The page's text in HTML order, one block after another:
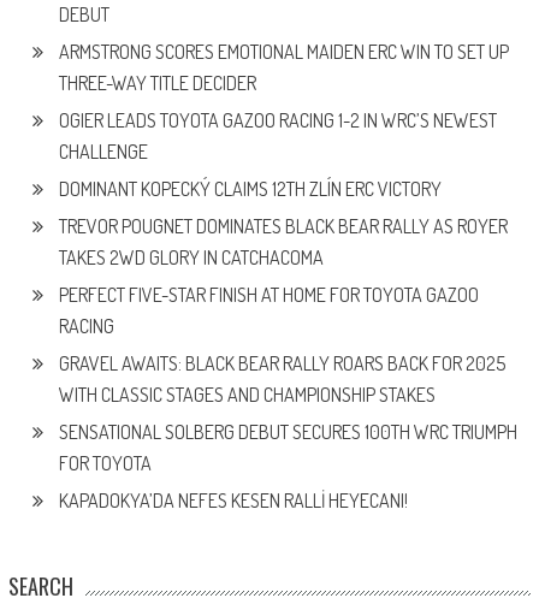
DEBUT
ARMSTRONG SCORES EMOTIONAL MAIDEN ERC WIN TO SET UP
THREE-WAY TITLE DECIDER
OGIER LEADS TOYOTA GAZOO RACING 1-2 IN WRC’S NEWEST
CHALLENGE
DOMINANT KOPECKÝ CLAIMS 12TH ZLÍN ERC VICTORY
TREVOR POUGNET DOMINATES BLACK BEAR RALLY AS ROYER
TAKES 2WD GLORY IN CATCHACOMA
PERFECT FIVE-STAR FINISH AT HOME FOR TOYOTA GAZOO
RACING
GRAVEL AWAITS: BLACK BEAR RALLY ROARS BACK FOR 2025
WITH CLASSIC STAGES AND CHAMPIONSHIP STAKES
SENSATIONAL SOLBERG DEBUT SECURES 100TH WRC TRIUMPH
FOR TOYOTA
KAPADOKYA’DA NEFES KESEN RALLİ HEYECANI!
SEARCH